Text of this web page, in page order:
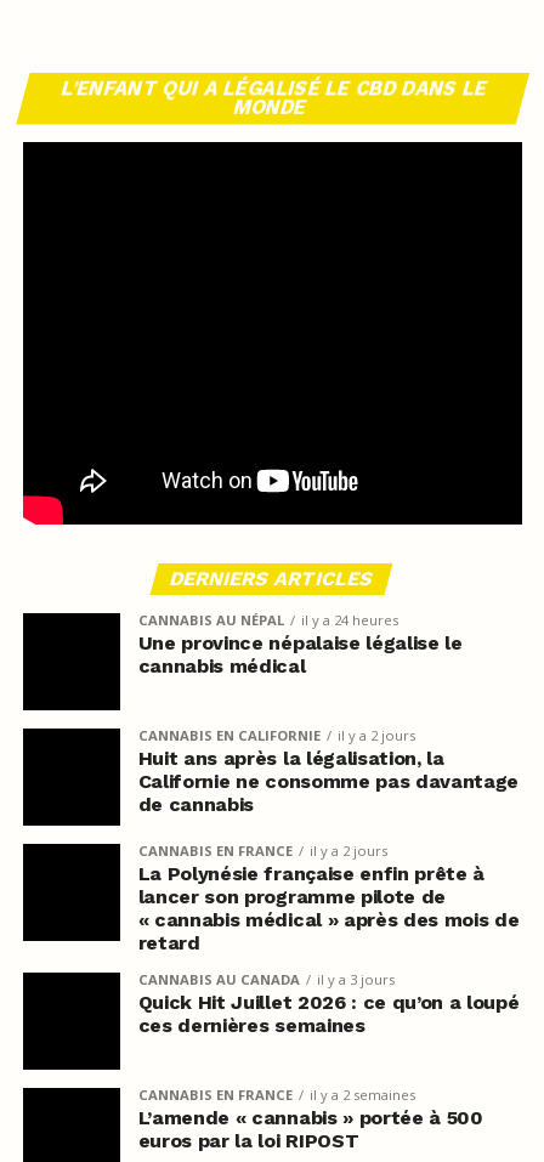
L’ENFANT QUI A LÉGALISÉ LE CBD DANS LE
MONDE
DERNIERS ARTICLES
CANNABIS AU NÉPAL il y a 24 heures
Une province népalaise légalise le
cannabis médical
CANNABIS EN CALIFORNIE il y a 2 jours
Huit ans après la légalisation, la
Californie ne consomme pas davantage
de cannabis
CANNABIS EN FRANCE il y a 2 jours
La Polynésie française enfin prête à
lancer son programme pilote de
« cannabis médical » après des mois de
retard
CANNABIS AU CANADA il y a 3 jours
Quick Hit Juillet 2026 : ce qu’on a loupé
ces dernières semaines
CANNABIS EN FRANCE il y a 2 semaines
L’amende « cannabis » portée à 500
euros par la loi RIPOST